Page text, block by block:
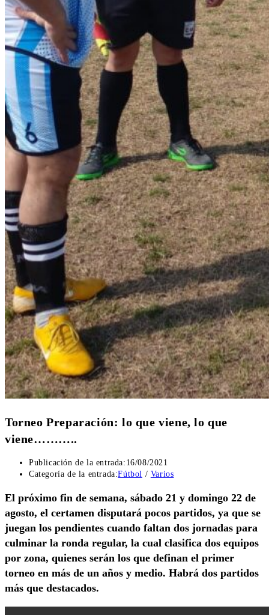
Torneo Preparación: lo que viene, lo que
viene………..
Publicación de la entrada: 16/08/2021
Categoría de la entrada:Fútbol / Varios
El próximo fin de semana, sábado 21 y domingo 22 de
agosto, el certamen disputará pocos partidos, ya que se
juegan los pendientes cuando faltan dos jornadas para
culminar la ronda regular, la cual clasifica dos equipos
por zona, quienes serán los que definan el primer
torneo en más de un años y medio. Habrá dos partidos
más que destacados.